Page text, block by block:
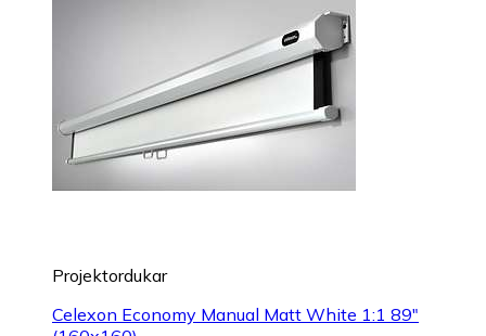
Projektordukar
Celexon Economy Manual Matt White 1:1 89"